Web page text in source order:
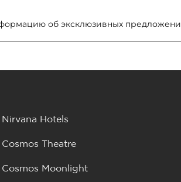
об эксклюзивных
Nirvana Hotels
Cosmos Theatre
Cosmos Moonlight